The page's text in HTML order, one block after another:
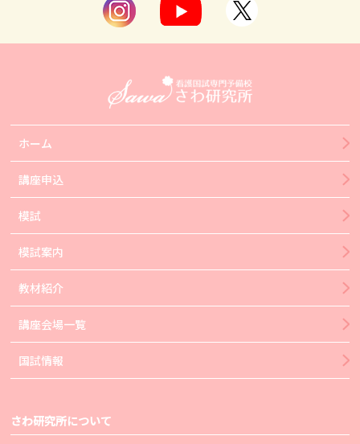
ホーム
講座申込
模試
模試案内
教材紹介
講座会場一覧
国試情報
さわ研究所について